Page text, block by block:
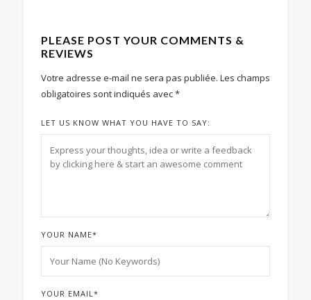
PLEASE POST YOUR COMMENTS &
REVIEWS
Votre adresse e-mail ne sera pas publiée. Les champs
obligatoires sont indiqués avec*
LET US KNOW WHAT YOU HAVE TO SAY:
YOUR NAME*
YOUR EMAIL *